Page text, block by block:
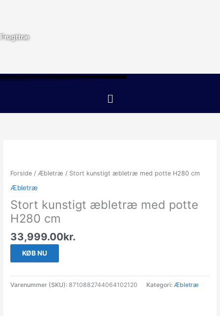
Frugttræ
Menu
Forside / Æbletræ / Stort kunstigt æbletræ med potte H280 cm
Æbletræ
Stort kunstigt æbletræ med potte
H280 cm
33,999.00kr.
KØB NU
Varenummer (SKU):8710882744064102120 Kategori: Æbletræ